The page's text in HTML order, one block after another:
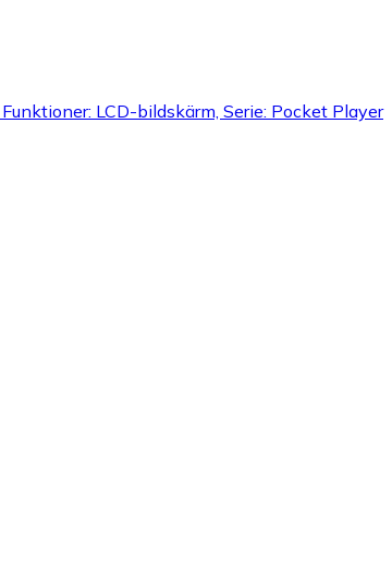
LCD-bildskärm, Serie: Pocket Player